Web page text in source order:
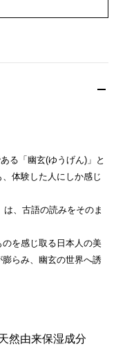
る「幽玄(ゆうげん)」と
体験した人にしか感じ
、古語の読みをそのま
を感じ取る日本人の美
らみ、幽玄の世界へ誘
然由来保湿成分